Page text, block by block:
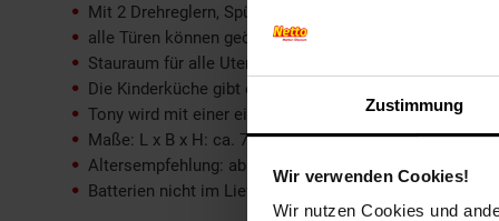
Zustimmung
Wir verwenden Cookies!
Wir nutzen Cookies und
Mit 2 Drehreglern, Spüle, Armatur, Mikrowelle, Herd,
alle Türen können geöffnet werden, was den Spielspaß
Stauraum für alle Utensilien mit praktischen
Die Kinderküche gibt es in den Farben Türkis und Rosa
Tony wird mit einer einfachen Anleitung in Einzelteilen
Maße: L x B x H: ca. 71 x 28 x 97 cm
Altersempfehlung: ab 3 Jahre(n)
Batterien nicht im Lieferumfang enthalten